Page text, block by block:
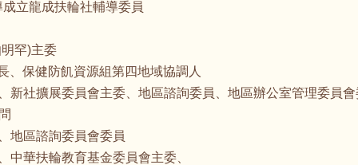
立龍成扶輪社輔導委員
罕)主委
、保健防飢資源組第四地域協調人
新社擴展委員會主委、地區諮詢委員、地區辦公室管理委員
地區諮詢委員會委員
中華扶輪教育基金委員會主委、